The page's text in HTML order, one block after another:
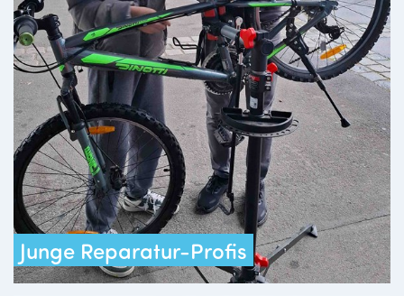
Junge Reparatur-Profis